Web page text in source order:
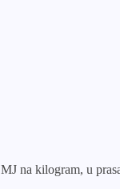
na kilogram, u